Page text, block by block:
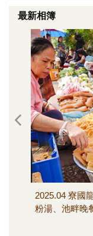
最新相簿
2025.04 寮國
粉湯、池畔晚